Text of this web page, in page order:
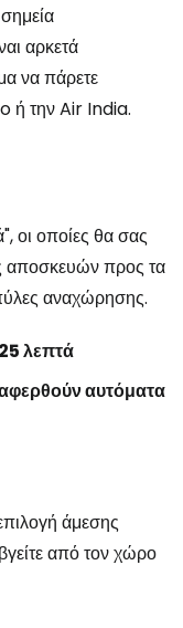
αρκετά
να πάρετε
ή την Air India.
οι οποίες θα σας
προς τα
αναχώρησης.
λεπτά
αυτόματα
άμεσης
από τον χώρο